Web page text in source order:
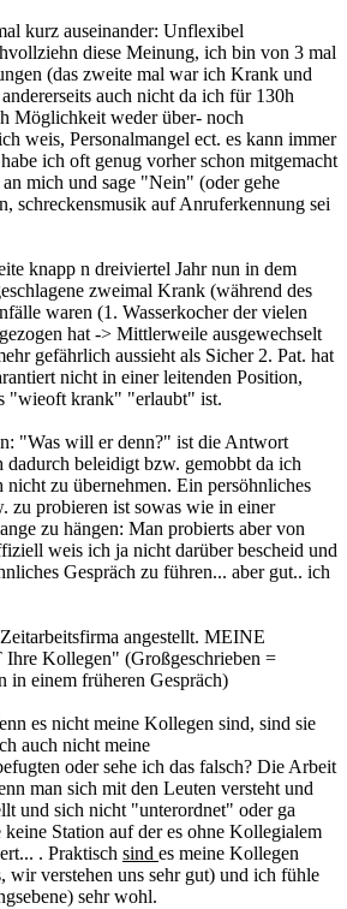
kurz auseinander: Unflexibel
diese Meinung, ich bin von 3 mal
(das zweite mal war ich Krank und
auch nicht da ich für 130h
Möglichkeit weder über- noch
weis, Personalmangel ect. es kann immer
ich oft genug vorher schon mitgemacht
mich und sage "Nein" (oder gehe
schreckensmusik auf Anruferkennung sei
knapp n dreiviertel Jahr nun in dem
zweimal Krank (während des
waren (1. Wasserkocher der vielen
hat -> Mittlerweile ausgewechselt
gefährlich aussieht als Sicher 2. Pat. hat
nicht in einer leitenden Position,
"wieoft krank" "erlaubt" ist.
"Was will er denn?" ist die Antwort
beleidigt bzw. gemobbt da ich
nicht zu übernehmen. Ein persöhnliches
zu probieren ist sowas wie in einer
zu hängen: Man probierts aber von
weis ich ja nicht darüber bescheid und
Gespräch zu führen... aber gut.. ich
angestellt. MEINE
Kollegen" (Großgeschrieben =
in einem früheren Gespräch)
es nicht meine Kollegen sind, sind sie
auch nicht meine
oder sehe ich das falsch? Die Arbeit
man sich mit den Leuten versteht und
und sich nicht "unterordnet" oder ga
Station auf der es ohne Kollegialem
. Praktisch sind es meine Kollegen
wir verstehen uns sehr gut) und ich fühle
sehr wohl.